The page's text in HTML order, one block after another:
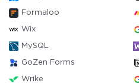
Formaloo
Wix
MySQL
GoZen Forms
Wrike